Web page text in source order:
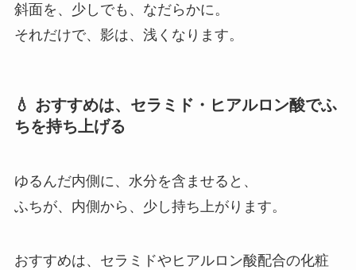
斜面を、少しでも、なだらかに。
それだけで、影は、浅くなります。
💧 おすすめは、セラミド・ヒアルロン酸でふ
ちを持ち上げる
ゆるんだ内側に、水分を含ませると、
ふちが、内側から、少し持ち上がります。
おすすめは、セラミドやヒアルロン酸配合の化粧